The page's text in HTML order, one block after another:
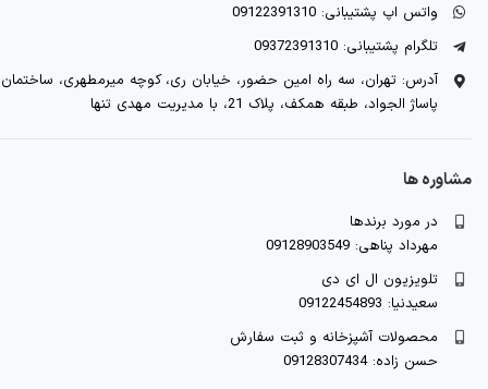
واتس اپ پشتیبانی: 09122391310
تلگرام پشتیبانی: 09372391310
آدرس: تهران، سه راه امین حضور، خیابان ری، کوچه میرمطهری، ساختمان
پاساژ الجواد، طبقه همکف، پلاک 21، با مدیریت مهدی تنها
مشاوره ها
در مورد برندها
مهرداد پناهی: 09128903549
تلویزیون ال ای دی
سعیدنیا: 09122454893
محصولات آشپزخانه و ثبت سفارش
حسن زاده: 09128307434